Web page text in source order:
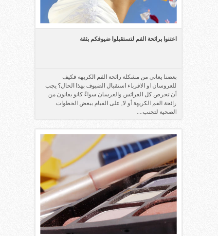
اعتنوا برائحة الفم لتستقبلوا ضيوفكم بثقة
بعضنا يعاني من مشكلة رائحة الفم الكريهه فكيف
للعروسان او الاقرباء استقبال الضيوف بهذا الحال؟ يجب
أن تحرص كل العرائس والعرسان سواءً كانو يعانون من
رائحة الفم الكريهة أو لا, على القيام ببعض الخطوات
الصحية لتجنب....